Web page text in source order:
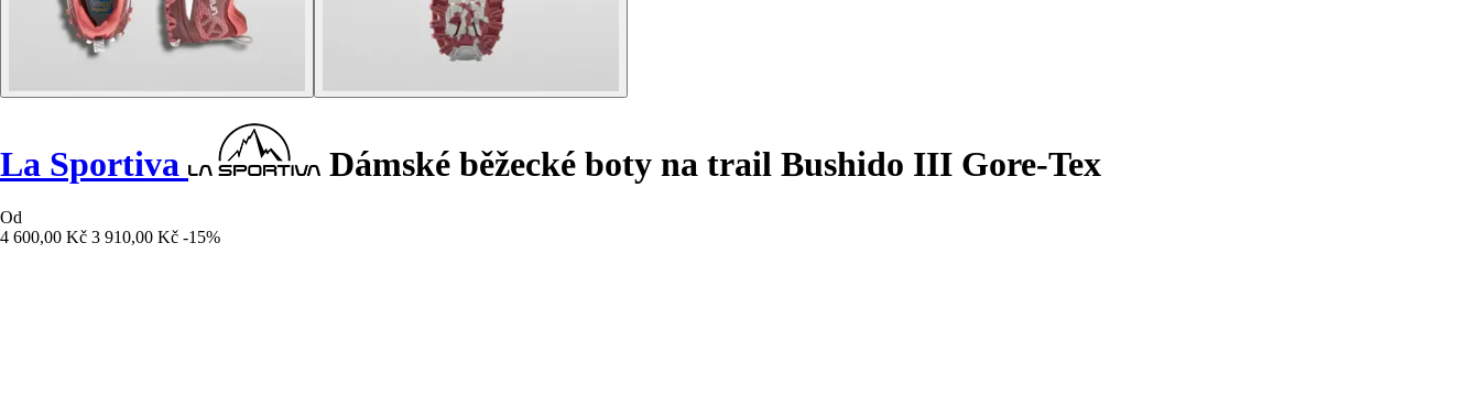
La Sportiva Dámské běžecké boty na trail Bushido III Gore-Tex
Od
4 600,00 Kč 3 910,00 Kč -15%